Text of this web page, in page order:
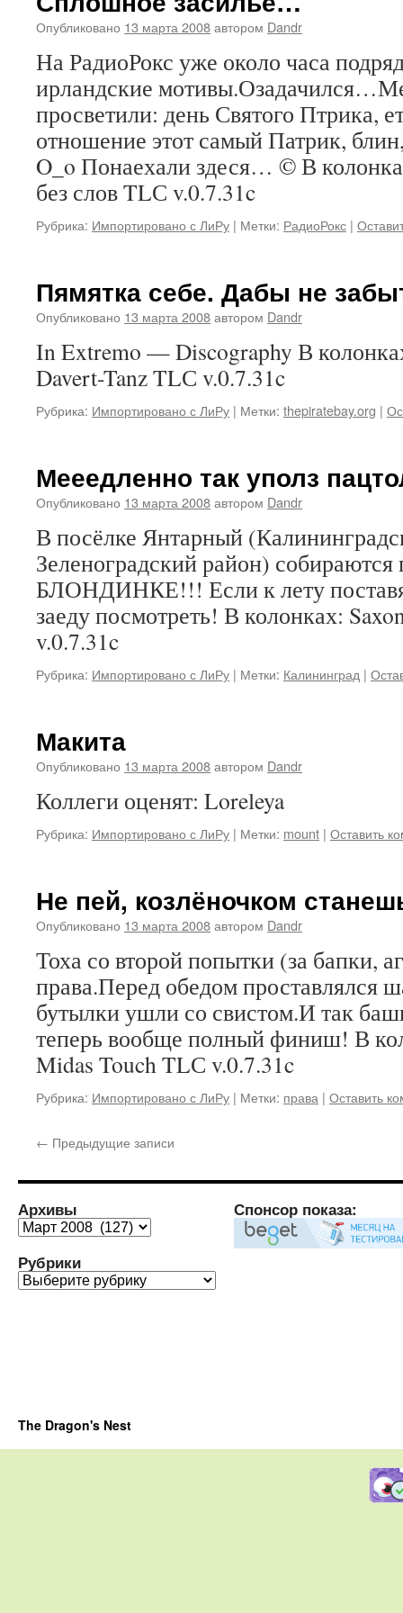
Опубликовано 13 марта 2008автором Dandr
На РадиоРокс уже около часа
ирландские
просветили: день Святого Птрика,
отношение этот самый Патрик,
O_o Понаехали здеся… © В
без слов TLС v.0.7.31c
Рубрика: Импортировано с ЛиРу | Метки: РадиоРокс |
Пямятка себе. Дабы не
Опубликовано 13 марта 2008автором Dandr
In Extremo — Discography В
Davert-Tanz TLС v.0.7.31c
Рубрика: Импортировано с ЛиРу | Метки: thepiratebay.org |
Мееедленно так уполз
Опубликовано 13 марта 2008автором Dandr
В посёлке Янтарный
Зеленоградский район) собираются
БЛОНДИНКЕ!!! Если к лету
заеду посмотреть! В колонках:
v.0.7.31c
Рубрика: Импортировано с ЛиРу | Метки: Калининград |
Макита
Опубликовано 13 марта 2008автором Dandr
Коллеги оценят: Loreleya
Рубрика: Импортировано с ЛиРу | Метки: mount | Оставить
Не пей, козлёночком
Опубликовано 13 марта 2008автором Dandr
Тоха со второй попытки (за бапки,
права.Перед обедом проставлялся
бутылки ушли со свистом.И так
теперь вообще полный финиш! В
Midas Touch TLС v.0.7.31c
Рубрика: Импортировано с ЛиРу | Метки: права | Оставить
← Предыдущие записи
Архивы
Архивы
Рубрики
Рубрики
Спонсор показа:
The Dragon's Nest